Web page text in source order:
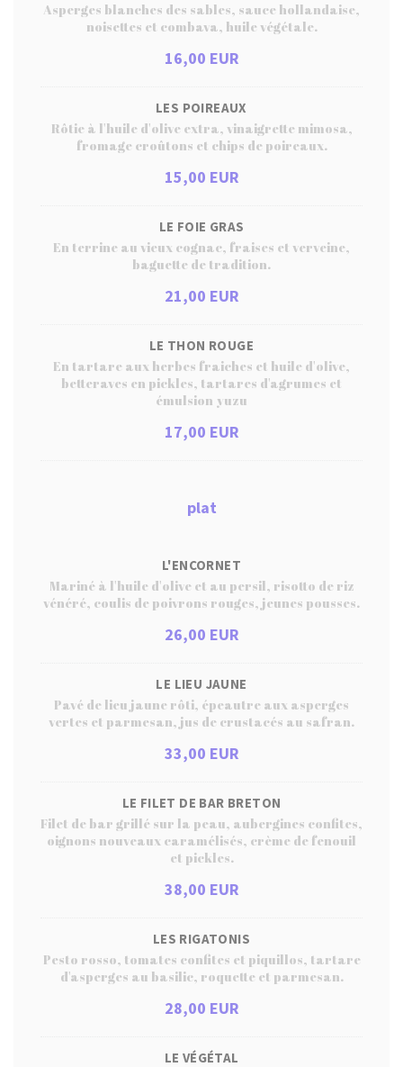
Asperges blanches des sables, sauce hollandaise,
noisettes et combava, huile végétale.
16,00 EUR
LES POIREAUX
Rôtie à l'huile d'olive extra, vinaigrette mimosa,
fromage croûtons et chips de poireaux.
15,00 EUR
LE FOIE GRAS
En terrine au vieux cognac, fraises et verveine,
baguette de tradition.
21,00 EUR
LE THON ROUGE
En tartare aux herbes fraiches et huile d'olive,
betteraves en pickles, tartares d'agrumes et
émulsion yuzu
17,00 EUR
plat
L'ENCORNET
Mariné à l'huile d'olive et au persil, risotto de riz
vénéré, coulis de poivrons rouges, jeunes pousses.
26,00 EUR
LE LIEU JAUNE
Pavé de lieu jaune rôti, épeautre aux asperges
vertes et parmesan, jus de crustacés au safran.
33,00 EUR
LE FILET DE BAR BRETON
Filet de bar grillé sur la peau, aubergines confites,
oignons nouveaux caramélisés, crème de fenouil
et pickles.
38,00 EUR
LES RIGATONIS
Pesto rosso, tomates confites et piquillos, tartare
d'asperges au basilic, roquette et parmesan.
28,00 EUR
LE VÉGÉTAL